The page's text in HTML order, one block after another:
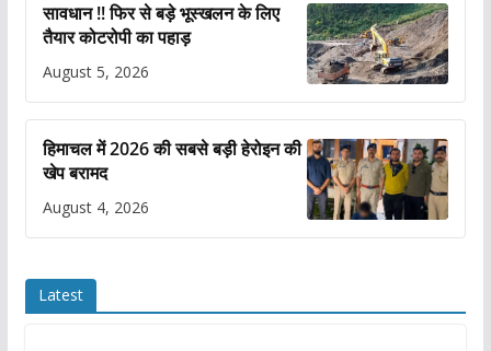
सावधान !! फिर से बड़े भूस्खलन के लिए
तैयार कोटरोपी का पहाड़
August 5, 2026
हिमाचल में 2026 की सबसे बड़ी हेरोइन की
खेप बरामद
August 4, 2026
Latest